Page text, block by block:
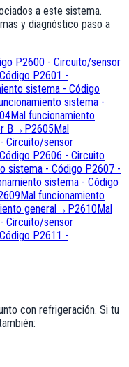
a este sistema.
y diagnóstico paso a
P2600 - Circuito/sensor
P2601 -
sistema - Código
sistema -
Mal funcionamiento
B → P2605Mal
Circuito/sensor
P2606 - Circuito
sistema - Código P2607 -
sistema - Código
Mal funcionamiento
general→ P2610Mal
Circuito/sensor
P2611 -
con refrigeración. Si tu